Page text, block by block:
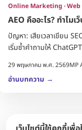
Online Marketing ·
AEO คืออะไร? ทำไม
ปัญหา: เสียเวลาเขียน
เริ่มซ้ำคำถามให้
29 พฤษภาคม พ.ศ. 2569MP
อ่านบทความ →